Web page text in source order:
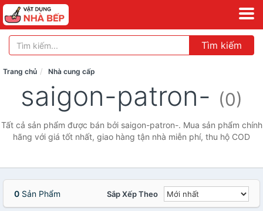
Tìm kiếm
Trang chủ Nhà cung cấp
saigon-patron- (0)
Tất cả sản phẩm được bán bởi saigon-patron-. Mua sản phẩm chính
hãng với giá tốt nhất, giao hàng tận nhà miễn phí, thu hộ COD
0 Sản Phẩm Sắp Xếp Theo